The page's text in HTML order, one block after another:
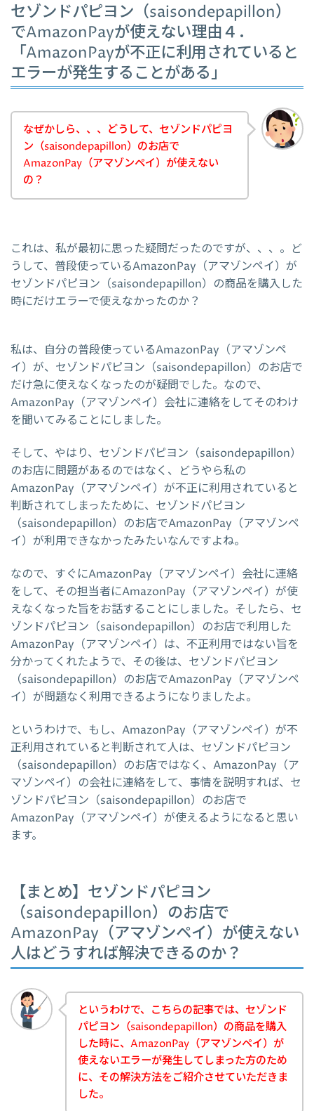
セゾンドパピヨン（saisondepapillon）
でAmazonPayが使えない理由４．
「AmazonPayが不正に利用されていると
エラーが発生することがある」
なぜかしら、、、どうして、セゾンドパピヨ
ン（saisondepapillon）のお店で
AmazonPay（アマゾンペイ）が使えない
の？
これは、私が最初に思った疑問だったのですが、、、。ど
うして、普段使っているAmazonPay（アマゾンペイ）が
セゾンドパピヨン（saisondepapillon）の商品を購入した
時にだけエラーで使えなかったのか？
私は、自分の普段使っているAmazonPay（アマゾンペ
イ）が、セゾンドパピヨン（saisondepapillon）のお店で
だけ急に使えなくなったのが疑問でした。なので、
AmazonPay（アマゾンペイ）会社に連絡をしてそのわけ
を聞いてみることにしました。
そして、やはり、セゾンドパピヨン（saisondepapillon）
のお店に問題があるのではなく、どうやら私の
AmazonPay（アマゾンペイ）が不正に利用されていると
判断されてしまったために、セゾンドパピヨン
（saisondepapillon）のお店でAmazonPay（アマゾンペ
イ）が利用できなかったみたいなんですよね。
なので、すぐにAmazonPay（アマゾンペイ）会社に連絡
をして、その担当者にAmazonPay（アマゾンペイ）が使
えなくなった旨をお話することにしました。そしたら、セ
ゾンドパピヨン（saisondepapillon）のお店で利用した
AmazonPay（アマゾンペイ）は、不正利用ではない旨を
分かってくれたようで、その後は、セゾンドパピヨン
（saisondepapillon）のお店でAmazonPay（アマゾンペ
イ）が問題なく利用できるようになりましたよ。
というわけで、もし、AmazonPay（アマゾンペイ）が不
正利用されていると判断されて人は、セゾンドパピヨン
（saisondepapillon）のお店ではなく、AmazonPay（ア
マゾンペイ）の会社に連絡をして、事情を説明すれば、セ
ゾンドパピヨン（saisondepapillon）のお店で
AmazonPay（アマゾンペイ）が使えるようになると思い
ます。
【まとめ】セゾンドパピヨン
（saisondepapillon）のお店で
AmazonPay（アマゾンペイ）が使えない
人はどうすれば解決できるのか？
というわけで、こちらの記事では、セゾンド
パピヨン（saisondepapillon）の商品を購入
した時に、AmazonPay（アマゾンペイ）が
使えないエラーが発生してしまった方のため
に、その解決方法をご紹介させていただきま
した。